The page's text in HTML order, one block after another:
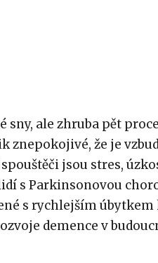
sny, ale zhruba pět
znepokojivé, že je
jsou stres,
s Parkinsonovou
s rychlejším
demence v